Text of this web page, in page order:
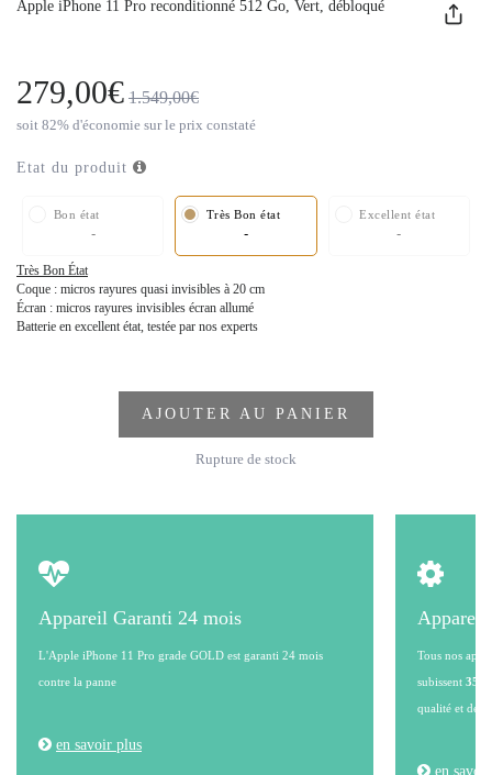
Apple iPhone 11 Pro reconditionné 512 Go, Vert, débloqué
279,00€ 1.549,00€
soit 82% d'économie sur le prix constaté
Etat du produit
Bon état
-
Très Bon état
-
Excellent état
-
Très Bon État
Coque : micros rayures quasi invisibles à 20 cm
Écran : micros rayures invisibles écran allumé
Batterie en excellent état, testée par nos experts
AJOUTER AU PANIER
Rupture de stock
Appareil Garanti 24 mois
L'Apple iPhone 11 Pro grade GOLD est garanti 24 mois
contre la panne
en savoir plus
Appareil
Tous nos
subissent 35
qualité et de
en